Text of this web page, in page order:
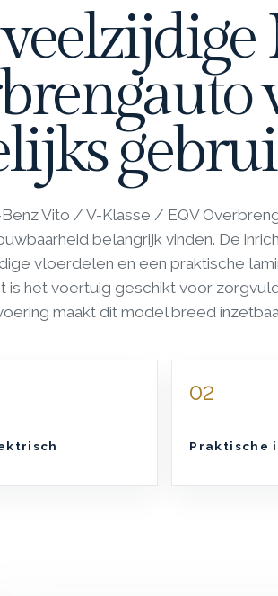
Vito / V-Klasse / EQV
belangrijk vinden. De
vloerdelen en een praktische
is het voertuig geschikt voor
maakt dit model breed
02
Praktische